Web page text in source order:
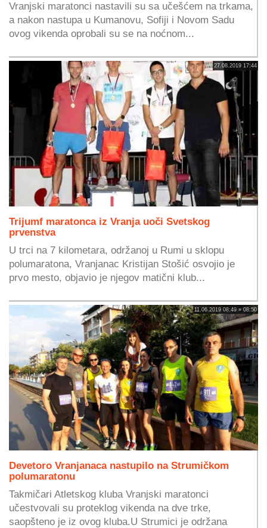
Vranjski maratonci nastavili su sa učešćem na trkama,
a nakon nastupa u Kumanovu, Sofiji i Novom Sadu
ovog vikenda oprobali su se na noćnom...
27.08.2019 17:44
Trijumf maratonca iz Vranja uoči Svetskog
prvenstva
U trci na 7 kilometara, održanoj u Rumi u sklopu
polumaratona, Vranjanac Kristijan Stošić osvojio je
prvo mesto, objavio je njegov matični klub...
11.06.2019 08:49 » 08:50
Devetoro Vranjanaca nastupilo na Strumičkom
polumaratonu
Takmičari Atletskog kluba Vranjski maratonci
učestvovali su proteklog vikenda na dve trke,
saopšteno je iz ovog kluba.U Strumici je održana